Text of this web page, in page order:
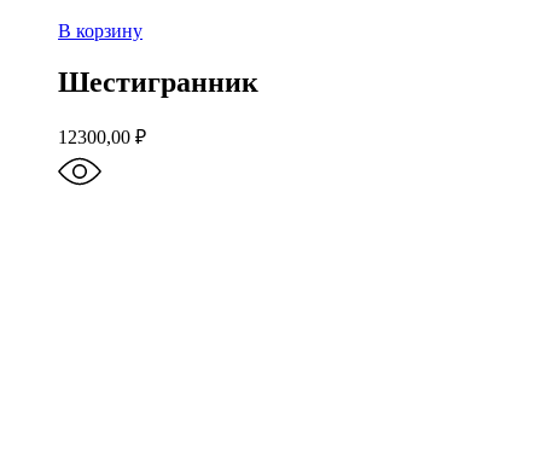
В корзину
Шестигранник
12300,00 ₽